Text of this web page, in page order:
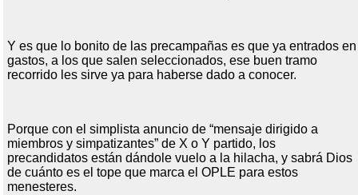
Y es que lo bonito de las precampañas es que ya entrados en
gastos, a los que salen seleccionados, ese buen tramo
recorrido les sirve ya para haberse dado a conocer.
Porque con el simplista anuncio de “mensaje dirigido a
miembros y simpatizantes” de X o Y partido, los
precandidatos están dándole vuelo a la hilacha, y sabrá Dios
de cuánto es el tope que marca el OPLE para estos
menesteres.